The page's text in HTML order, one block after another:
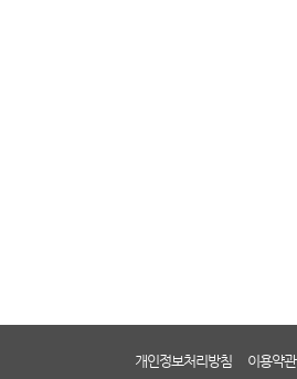
개인정보처리방침 이용약관